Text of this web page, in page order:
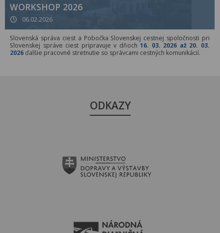
WORKSHOP 2026
06.02.2026
Slovenská správa ciest a Pobočka Slovenskej cestnej spoločnosti pri
Slovenskej správe ciest pripravuje v dňoch16. 03. 2026 až 20. 03.
2026ďalšie pracovné stretnutie so správcami cestných komunikácií.
ODKAZY